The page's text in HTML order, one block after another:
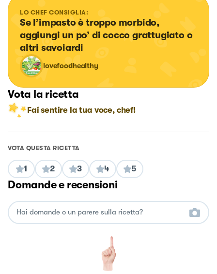
LO CHEF CONSIGLIA:
Se l’impasto è troppo morbido,
aggiungi un po’ di cocco grattugiato o
altri savoiardi
lovefoodhealthy
Vota la ricetta
Fai sentire la tua voce, chef!
VOTA QUESTA RICETTA
1 2 3 4 5
Domande e recensioni